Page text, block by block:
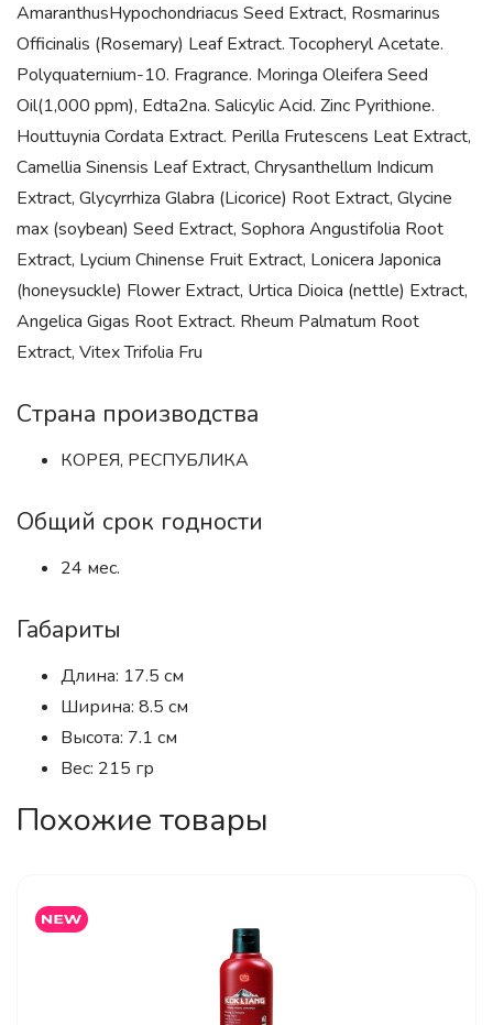
AmaranthusHypochondriacus Seed Extract, Rosmarinus
Officinalis (Rosemary) Leaf Extract. Tocopheryl Acetate.
Polyquaternium-10. Fragrance. Moringa Oleifera Seed
Oil(1,000 ppm), Edta2na. Salicylic Acid. Zinc Pyrithione.
Houttuynia Cordata Extract. Perilla Frutescens Leat Extract,
Camellia Sinensis Leaf Extract, Chrysanthellum Indicum
Extract, Glycyrrhiza Glabra (Licorice) Root Extract, Glycine
max (soybean) Seed Extract, Sophora Angustifolia Root
Extract, Lycium Chinense Fruit Extract, Lonicera Japonica
(honeysuckle) Flower Extract, Urtica Dioica (nettle) Extract,
Angelica Gigas Root Extract. Rheum Palmatum Root
Extract, Vitex Trifolia Fru
Страна производства
КОРЕЯ, РЕСПУБЛИКА
Общий срок годности
24 мес.
Габариты
Длина: 17.5 см
Ширина: 8.5 см
Высота: 7.1 см
Вес: 215 гр
Похожие товары